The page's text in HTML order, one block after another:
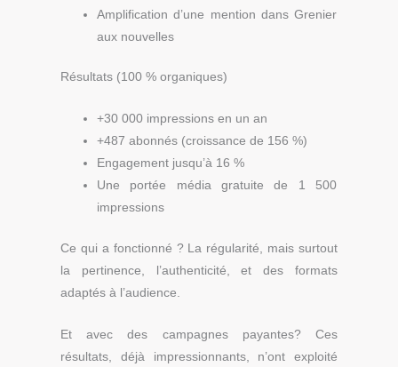
Amplification d’une mention dans Grenier
aux nouvelles
Résultats (100 % organiques)
+30 000 impressions en un an
+487 abonnés (croissance de 156 %)
Engagement jusqu’à 16 %
Une portée média gratuite de 1 500
impressions
Ce qui a fonctionné ? La régularité, mais surtout
la pertinence, l’authenticité, et des formats
adaptés à l’audience.
Et avec des campagnes payantes? Ces
résultats, déjà impressionnants, n’ont exploité